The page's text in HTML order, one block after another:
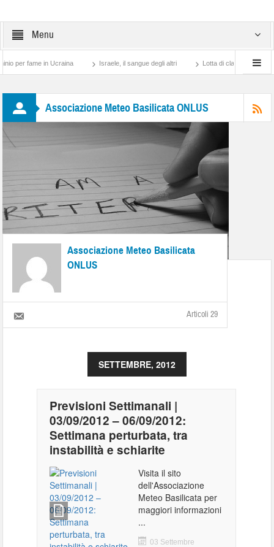
Menu
fame in Ucraina Israele, il sangue degli altri Lotta di classe… tra preti e
Associazione Meteo Basilicata ONLUS
Associazione Meteo Basilicata
ONLUS
Articoli 29
SETTEMBRE, 2012
Previsioni Settimanali |
03/09/2012 – 06/09/2012:
Settimana perturbata, tra
instabilità e schiarite
Visita il sito
dell'Associazione
Meteo Basilicata per
maggiori informazioni
...
03 Settembre